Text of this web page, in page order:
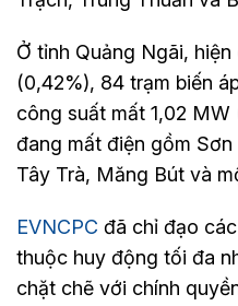
Ở tỉnh Quảng Ngãi,
(0,42%), 84 trạm biến
công suất mất 1,02
đang mất điện gồm
Tây Trà, Măng Bút và
EVNCPC đã chỉ đạo
thuộc huy động tối đa
chặt chẽ với chính